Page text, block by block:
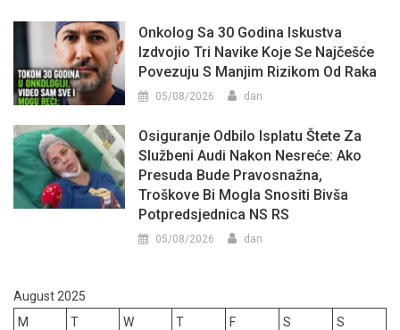
Onkolog Sa 30 Godina Iskustva
Izdvojio Tri Navike Koje Se Najčešće
Povezuju S Manjim Rizikom Od Raka
05/08/2026 dan
Osiguranje Odbilo Isplatu Štete Za
Službeni Audi Nakon Nesreće: Ako
Presuda Bude Pravosnažna,
Troškove Bi Mogla Snositi Bivša
Potpredsjednica NS RS
05/08/2026 dan
August 2025
M
T W T F S
S